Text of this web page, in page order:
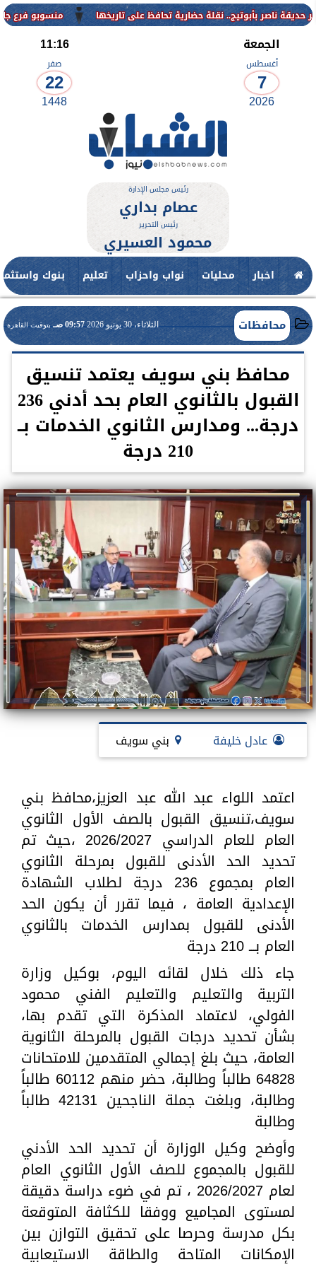
منسوبو فرع جامعة الأزهر
الجمعة
أغسطس
7
2026
11:16
صفر
22
1448
رئيس مجلس الإدارة
عصام بداري
رئيس التحرير
محمود العسيري
اخبار محليات نواب واحزاب تعليم بنوك
محافظات الثلاثاء، 30 يونيو 2026 09:57 صـ بتوقيت القاهرة
محافظ بني سويف يعتمد تنسيق
القبول بالثانوي العام بحد أدني 236
درجة... ومدارس الثانوي الخدمات بــ
210 درجة
عادل خليفة بني سويف
اعتمد اللواء عبد الله عبد العزيز،محافظ بني
سويف،تنسيق القبول بالصف الأول الثانوي
العام للعام الدراسي 2026/2027 ،حيث تم
تحديد الحد الأدنى للقبول بمرحلة الثانوي
العام بمجموع 236 درجة لطلاب الشهادة
الإعدادية العامة ، فيما تقرر أن يكون الحد
الأدنى للقبول بمدارس الخدمات بالثانوي
العام بـــ 210 درجة
جاء ذلك خلال لقائه اليوم، بوكيل وزارة
التربية والتعليم والتعليم الفني محمود
الفولي، لاعتماد المذكرة التي تقدم بها،
بشأن تحديد درجات القبول بالمرحلة الثانوية
العامة، حيث بلغ إجمالي المتقدمين للامتحانات
64828 طالباً وطالبة، حضر منهم 60112 طالباً
وطالبة، وبلغت جملة الناجحين 42131 طالباً
وطالبة
وأوضح وكيل الوزارة أن تحديد الحد الأدني
للقبول بالمجموع للصف الأول الثانوي العام
لعام 2026/2027 ، تم في ضوء دراسة دقيقة
لمستوى المجاميع ووفقا للكثافة المتوقعة
بكل مدرسة وحرصا على تحقيق التوازن بين
الإمكانات المتاحة والطاقة الاستيعابية